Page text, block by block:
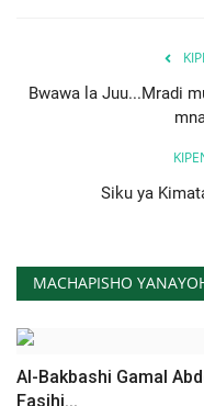
Bwawa la Juu...Mradi
Siku ya
MACHAPISHO
Al-Bakbashi Gamal
Fasihi...